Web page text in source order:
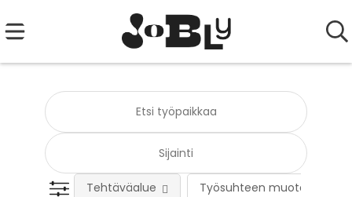
Työsuhteen muoto
Tehtäväalue